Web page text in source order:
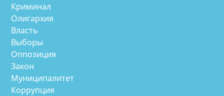
Криминал
Олигархия
Власть
Выборы
Оппозиция
Закон
Муниципалитет
Коррупция